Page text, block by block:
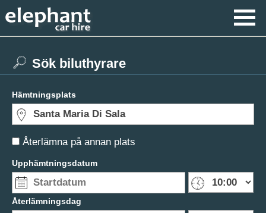
Återlämna på annan plats
Sök biluthyrare
Hämtningsplats
Upphämtningsdatum
Återlämningsdag